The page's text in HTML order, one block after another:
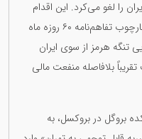
را لغو می‌کرد. این اقدام
یکی از مهم‌ترین امتیازهای واشنگتن در چارچوب تفاهم‌نامه ۶۰ روزه ماه
تنگه هرمز از سوی ایران
بلافاصله منفعت مالی
بروگل در بروکسل، به